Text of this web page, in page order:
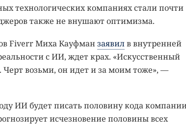
технологических компаниях стали почти
также не внушают оптимизма.
Fiverr Миха Кауфманзаявилв внутренней
с ИИ, ждет крах. «Искусственный
возьми, он идет и за моим тоже», —
ИИ будет писать половину кода
исчезновение половины всех